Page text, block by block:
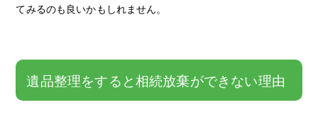
てみるのも良いかもしれません。
遺品整理をすると相続放棄ができない理由